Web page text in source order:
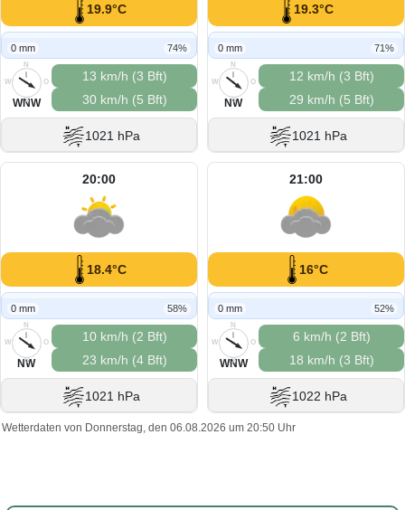
19.9°C
0 mm 74%
N
O
S
W
WNW
13 km/h (3 Bft)
30 km/h (5 Bft)
1021 hPa
19.3°C
0 mm 71%
N
O
S
W
NW
12 km/h (3 Bft)
29 km/h (5 Bft)
1021 hPa
20:00
18.4°C
0 mm 58%
N
O
S
W
NW
10 km/h (2 Bft)
23 km/h (4 Bft)
1021 hPa
21:00
16°C
0 mm 52%
N
O
S
W
WNW
6 km/h (2 Bft)
18 km/h (3 Bft)
1022 hPa
Wetterdaten von Donnerstag, den 06.08.2026 um 20:50 Uhr